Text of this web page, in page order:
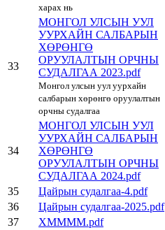
харах нь
33
МОНГОЛ УЛСЫН УУЛ
УУРХАЙН САЛБАРЫН
ХӨРӨНГӨ
ОРУУЛАЛТЫН ОРЧНЫ
СУДАЛГАА 2023.pdf
Монгол улсын уул уурхайн
салбарын хөрөнгө оруулалтын
орчны судалгаа
34
МОНГОЛ УЛСЫН УУЛ
УУРХАЙН САЛБАРЫН
ХӨРӨНГӨ
ОРУУЛАЛТЫН ОРЧНЫ
СУДАЛГАА 2024.pdf
35 Цайрын судалгаа-4.pdf
36
Цайрын судалгаа-2025.pdf
37
ХММММ.pdf